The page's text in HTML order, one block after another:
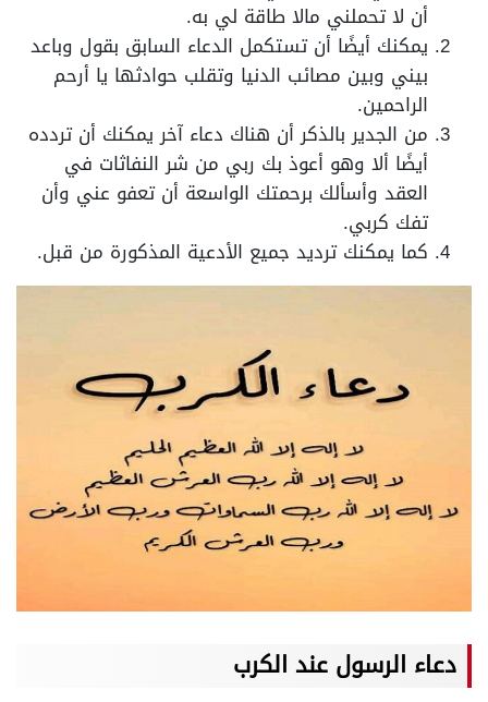
أن لا تحملني مالا طاقة لي به.
يمكنك أيضًا أن تستكمل الدعاء السابق بقول وباعد
بيني وبين مصائب الدنيا وتقلب حوادثها يا أرحم
الراحمين.
من الجدير بالذكر أن هناك دعاء آخر يمكنك أن تردده
أيضًا ألا وهو أعوذ بك ربي من شر النفاثات في
العقد وأسألك برحمتك الواسعة أن تعفو عني وأن
تفك كربي.
كما يمكنك ترديد جميع الأدعية المذكورة من قبل.
دعاء الرسول عند الكرب